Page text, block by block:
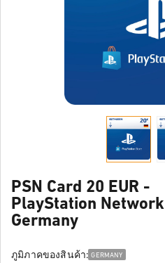
PSN Card 20 EUR -
PlayStation Network
Germany
ภูมิภาคของสินค้า: GERMANY